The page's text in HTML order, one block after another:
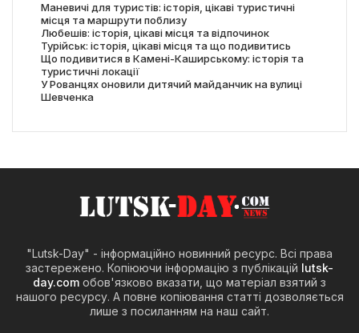
Маневичі для туристів: історія, цікаві туристичні
місця та маршрути поблизу
Любешів: історія, цікаві місця та відпочинок
Турійськ: історія, цікаві місця та що подивитись
Що подивитися в Камені-Каширському: історія та
туристичні локації
У Рованцях оновили дитячий майданчик на вулиці
Шевченка
"Lutsk-Day" - інформаційно новинний ресурс. Всі права
застережено. Копіюючи інформацію з публікацій lutsk-
day.com обов'язково вказати, що матеріал взятий з
нашого ресурсу. А повне копіювання статті дозволяється
лише з посиланням на наш сайт.